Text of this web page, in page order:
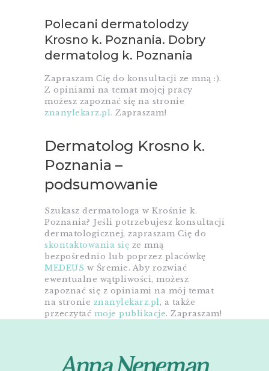
Polecani dermatolodzy
Krosno k. Poznania. Dobry
dermatolog k. Poznania
Zapraszam Cię do konsultacji ze mną :).
Z opiniami na temat mojej pracy
możesz zapoznać się na stronie
znanylekarz.pl. Zapraszam!
Dermatolog Krosno k.
Poznania –
podsumowanie
Szukasz dermatologa w Krośnie k.
Poznania? Jeśli potrzebujesz konsultacji
dermatologicznej, zapraszam Cię do
skontaktowania się ze mną
bezpośrednio lub poprzez placówkę
MEDEUS w Śremie. Aby rozwiać
ewentualne wątpliwości, możesz
zapoznać się z opiniami na mój temat
na stronie znanylekarz.pl, a także
przeczytać moje publikacje. Zapraszam!